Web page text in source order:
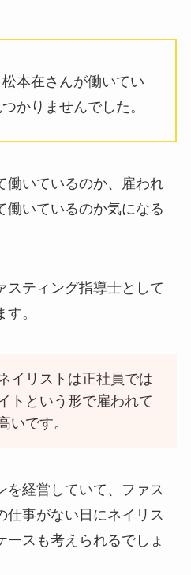
本在さんが働いてい
かりませんでした。
働いているのか、雇われ
働いているのか気になる
スティング指導士として
。
イリストは正社員では
トという形で雇われて
いです。
を経営していて、ファス
仕事がない日にネイリス
ースも考えられるでしょ